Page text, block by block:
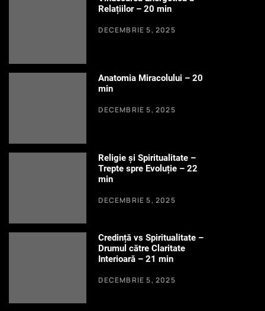
Relațiilor – 20 min
DECEMBRIE 5, 2025
Anatomia Miracolului – 20
min
DECEMBRIE 5, 2025
Religie și Spiritualitate –
Trepte spre Evoluție – 22
min
DECEMBRIE 5, 2025
Credință vs Spiritualitate –
Drumul către Claritate
Interioară – 21 min
DECEMBRIE 5, 2025